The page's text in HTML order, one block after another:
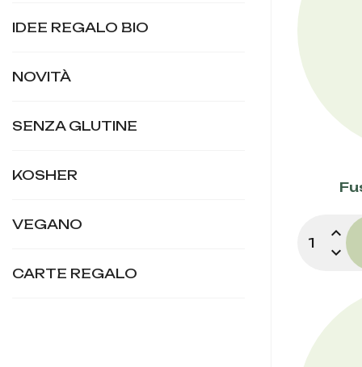
IDEE REGALO BIO
NOVITÀ
SENZA GLUTINE
KOSHER
VEGANO
CARTE REGALO
expand_less
expand_more